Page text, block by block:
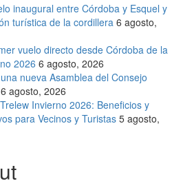
inaugural entre Córdoba y Esquel y
turística de la cordillera 6 agosto,
vuelo directo desde Córdoba de la
2026 6 agosto, 2026
nueva Asamblea del Consejo
6 agosto, 2026
Invierno 2026: Beneficios y
para Vecinos y Turistas 5 agosto,